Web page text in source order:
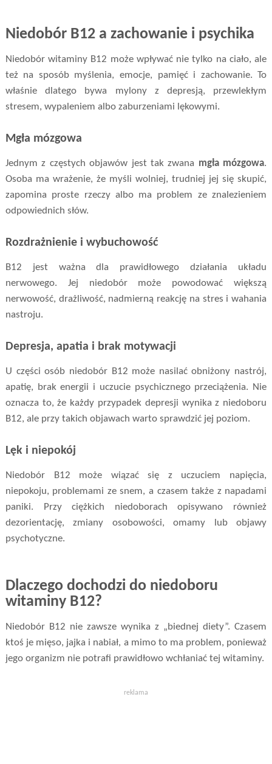
Niedobór B12 a zachowanie i psychika
Niedobór witaminy B12 może wpływać nie tylko na ciało, ale
też na sposób myślenia, emocje, pamięć i zachowanie. To
właśnie dlatego bywa mylony z depresją, przewlekłym
stresem, wypaleniem albo zaburzeniami lękowymi.
Mgła mózgowa
Jednym z częstych objawów jest tak zwana mgła mózgowa.
Osoba ma wrażenie, że myśli wolniej, trudniej jej się skupić,
zapomina proste rzeczy albo ma problem ze znalezieniem
odpowiednich słów.
Rozdrażnienie i wybuchowość
B12 jest ważna dla prawidłowego działania układu
nerwowego. Jej niedobór może powodować większą
nerwowość, drażliwość, nadmierną reakcję na stres i wahania
nastroju.
Depresja, apatia i brak motywacji
U części osób niedobór B12 może nasilać obniżony nastrój,
apatię, brak energii i uczucie psychicznego przeciążenia. Nie
oznacza to, że każdy przypadek depresji wynika z niedoboru
B12, ale przy takich objawach warto sprawdzić jej poziom.
Lęk i niepokój
Niedobór B12 może wiązać się z uczuciem napięcia,
niepokoju, problemami ze snem, a czasem także z napadami
paniki. Przy ciężkich niedoborach opisywano również
dezorientację, zmiany osobowości, omamy lub objawy
psychotyczne.
Dlaczego dochodzi do niedoboru
witaminy B12?
Niedobór B12 nie zawsze wynika z „biednej diety”. Czasem
ktoś je mięso, jajka i nabiał, a mimo to ma problem, ponieważ
jego organizm nie potrafi prawidłowo wchłaniać tej witaminy.
reklama